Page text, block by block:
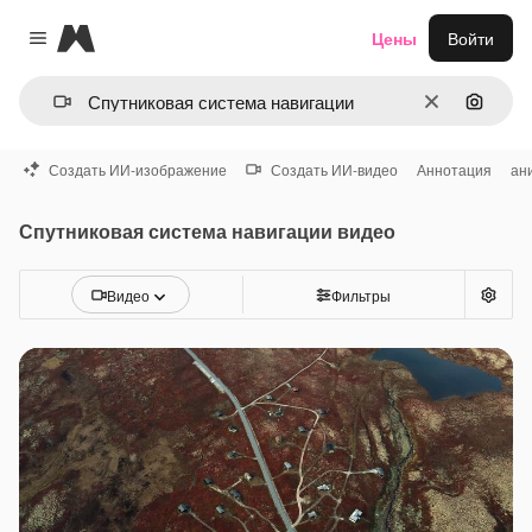
Close menu
Magnific
ОчиститьПоиск
Цены Войти
Создать ИИ-изображение Создать ИИ-видео Аннотация
Спутниковая система навигации видео
Видео Фильтры